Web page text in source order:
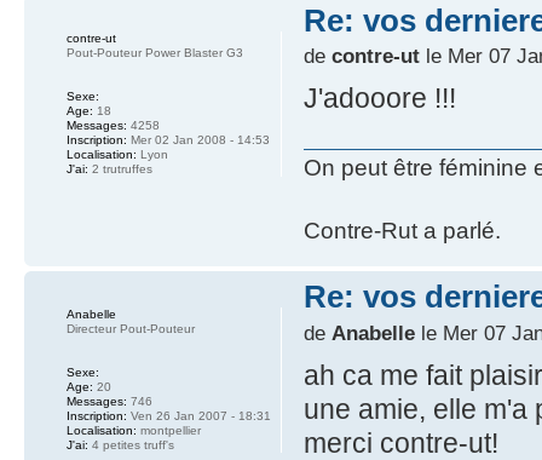
Re: vos
de contre-utle Mer 07
J'adooore !!!
On peut être féminine
Contre-Rut a parlé.
contre-ut
Pout-Pouteur Power Blaster G3
Sexe:
Age: 18
Messages: 4258
Inscription: Mer 02 Jan 2008 - 14:53
Localisation: Lyon
J'ai: 2 trutruffes
Re: vos
de Anabellele Mer 07
ah ca me fait
une amie, elle m'a
merci contre-ut!
Anabelle
Directeur Pout-Pouteur
Sexe:
Age: 20
Messages: 746
Inscription: Ven 26 Jan 2007 - 18:31
Localisation: montpellier
J'ai: 4 petites truff's